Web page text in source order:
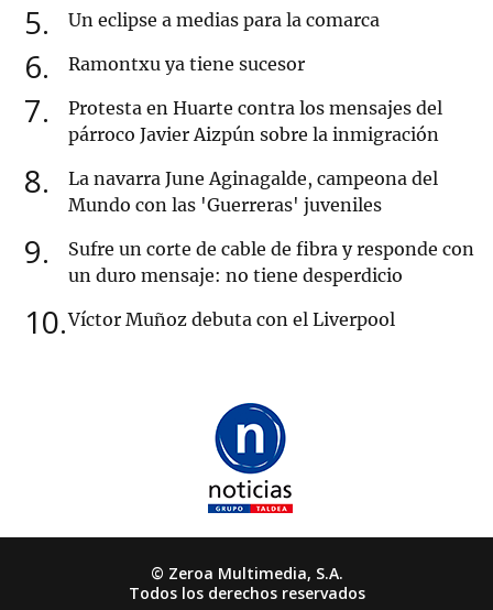
5 Un eclipse a medias para la comarca
6 Ramontxu ya tiene sucesor
7
Protesta en Huarte contra los mensajes del
párroco Javier Aizpún sobre la inmigración
8
La navarra June Aginagalde, campeona del
Mundo con las 'Guerreras' juveniles
9
Sufre un corte de cable de fibra y responde con
un duro mensaje: no tiene desperdicio
10 Víctor Muñoz debuta con el Liverpool
© Zeroa Multimedia, S.A.
Todos los derechos reservados